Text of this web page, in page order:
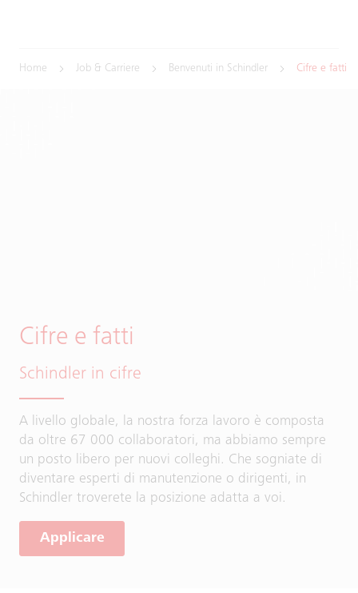
Home Job & Carriere Benvenuti in Schindler Cifre e fatti
Cifre e fatti
Schindler in cifre
A livello globale, la nostra forza lavoro è composta
da oltre 67 000 collaboratori, ma abbiamo sempre
un posto libero per nuovi colleghi. Che sogniate di
diventare esperti di manutenzione o dirigenti, in
Schindler troverete la posizione adatta a voi.
Applicare